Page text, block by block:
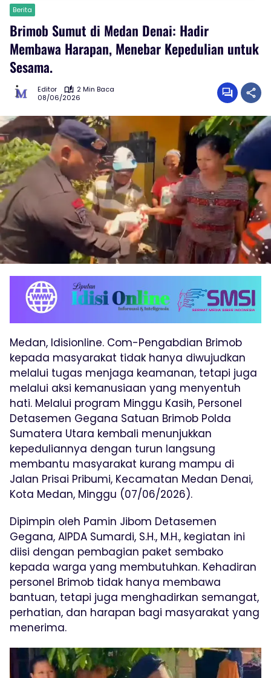
Berita
Brimob Sumut di Medan Denai: Hadir
Membawa Harapan, Menebar Kepedulian untuk
Sesama.
Editor
2 Min Baca
08/06/2026
Medan, Idisionline. Com-Pengabdian Brimob
kepada masyarakat tidak hanya diwujudkan
melalui tugas menjaga keamanan, tetapi juga
melalui aksi kemanusiaan yang menyentuh
hati. Melalui program Minggu Kasih, Personel
Detasemen Gegana Satuan Brimob Polda
Sumatera Utara kembali menunjukkan
kepeduliannya dengan turun langsung
membantu masyarakat kurang mampu di
Jalan Prisai Pribumi, Kecamatan Medan Denai,
Kota Medan, Minggu (07/06/2026).
Dipimpin oleh Pamin Jibom Detasemen
Gegana, AIPDA Sumardi, S.H., M.H., kegiatan ini
diisi dengan pembagian paket sembako
kepada warga yang membutuhkan. Kehadiran
personel Brimob tidak hanya membawa
bantuan, tetapi juga menghadirkan semangat,
perhatian, dan harapan bagi masyarakat yang
menerima.